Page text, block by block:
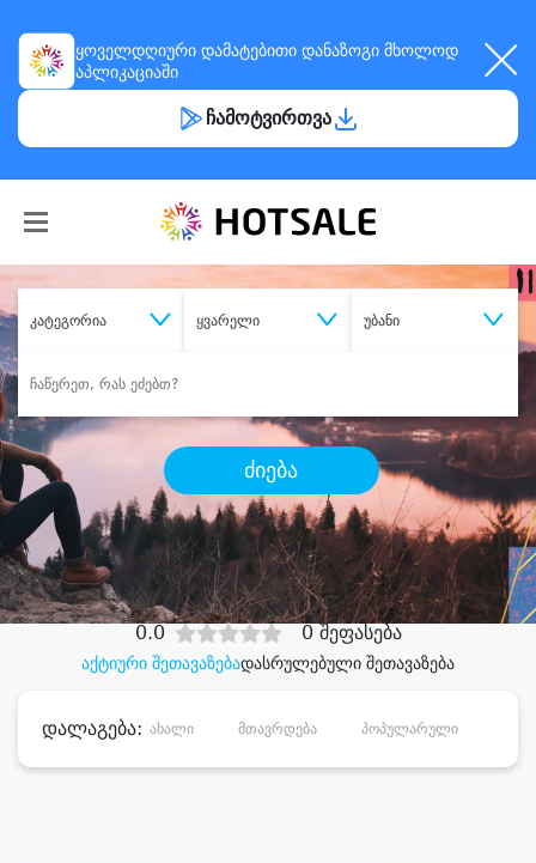
ყოველდღიური დამატებითი დანაზოგი მხოლოდ
აპლიკაციაში
ჩამოტვირთვა
კატეგორია ყვარელი უბანი
ძიება
შეიძინესასურველი მომსახურება
დიდი დანაზოგით
აქტიური შეთავაზებადასრულებული შეთავაზება
0.0 0 შეფასება
დალაგება: ახალი მთავრდება პოპულარული